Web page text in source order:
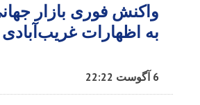
واکنش فوری بازار
به اظهارات غریب‌آبادی
6 آگوست 22:22